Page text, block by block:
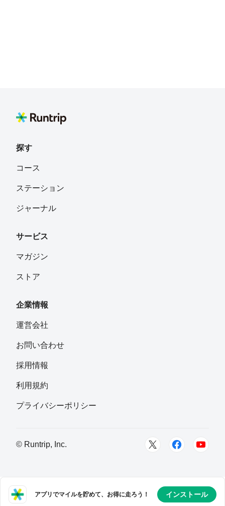
探す
コース
ステーション
ジャーナル
サービス
マガジン
ストア
企業情報
運営会社
お問い合わせ
採用情報
利用規約
プライバシーポリシー
© Runtrip, Inc.
アプリでマイルを貯めて、お得に走ろう！ インストール